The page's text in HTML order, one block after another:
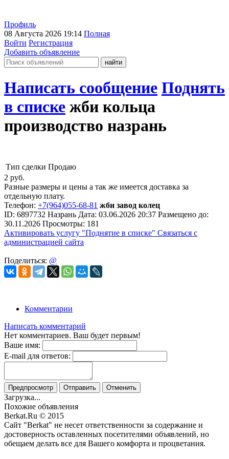
Профиль
08 Августа 2026 19:14 Полная
Войти Регистрация
Добавить объявление
Написать сообщение Поднять
в списке жби кольца
производство назрань
Тип сделки Продаю
2 руб.
Разные размеры и цены а так же имеется доставка за
отдельную плату.
Телефон: +7(964)055-68-81 жби завод колец
ID: 6897732 Назрань Дата: 03.06.2026 20:37 Размещено до:
30.11.2026 Просмотры: 181
Активировать услугу "Поднятие в списке" Связаться с
администрацией сайта
Поделиться: @
Комментарии
Написать комментарий
Нет комментариев. Ваш будет первым!
Ваше имя:
E-mail для ответов:
Предпросмотр Отправить Отменить
Загрузка...
Похожие объявления
Berkat.Ru © 2015
Сайт "Berkat" не несет ответственности за содержание и
достоверность оставленных посетителями объявлений, но
обещаем делать все для Вашего комфорта и процветания.